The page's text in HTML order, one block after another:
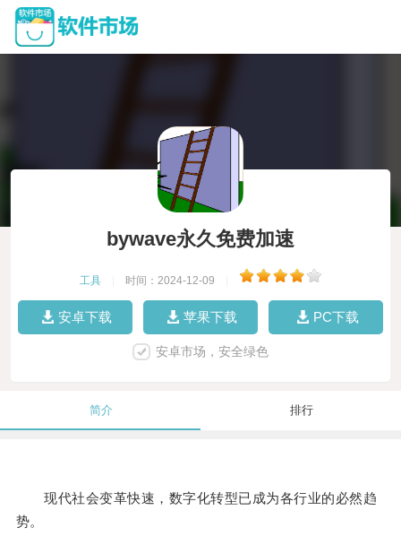
bywave永久免费加速
工具 时间：2024-12-09
安卓下载 苹果下载 PC下载
安卓市场，安全绿色
简介 排行
现代社会变革快速，数字化转型已成为各行业的必然趋
势。